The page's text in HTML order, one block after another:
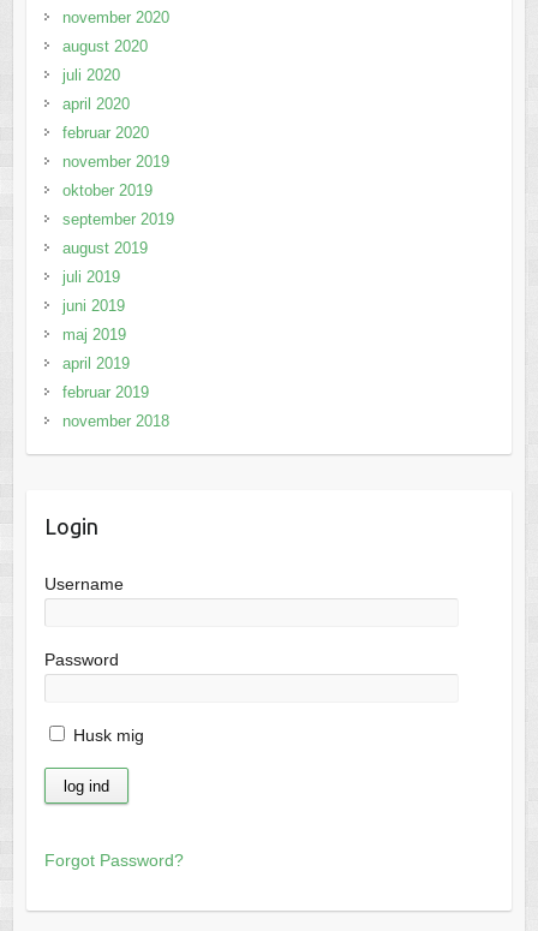
november 2020
august 2020
juli 2020
april 2020
februar 2020
november 2019
oktober 2019
september 2019
august 2019
juli 2019
juni 2019
maj 2019
april 2019
februar 2019
november 2018
Login
Username
Password
Husk mig
Forgot Password?